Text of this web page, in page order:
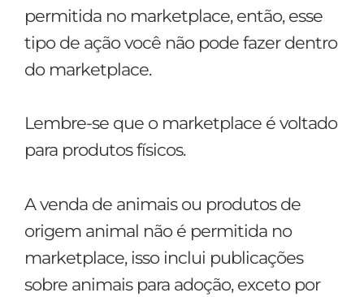
permitida no marketplace, então, esse
tipo de ação você não pode fazer dentro
do marketplace.
Lembre-se que o marketplace é voltado
para produtos físicos.
A venda de animais ou produtos de
origem animal não é permitida no
marketplace, isso inclui publicações
sobre animais para adoção, exceto por